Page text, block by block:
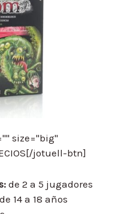
size="big"
jotuell-btn]
de 2 a 5 jugadores
de 14 a 18 años